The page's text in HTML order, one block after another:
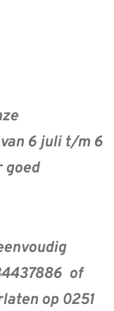
6 juli t/m 6
goed
of
op 0251